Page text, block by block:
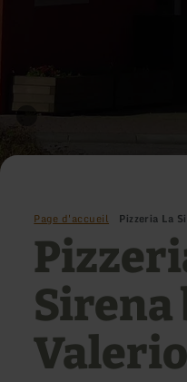
Page d'accueil Pizzeria La
Sirena
Valerio